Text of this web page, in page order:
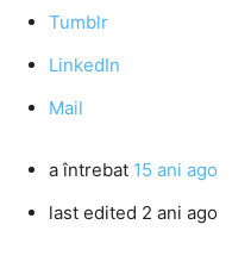
Tumblr
LinkedIn
Mail
a întrebat 15 ani ago
last edited 2 ani ago